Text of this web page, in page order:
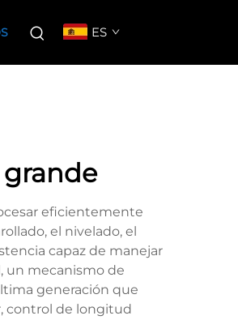
ES
eficientemente
el nivelado, el
capaz de manejar
un mecanismo de
generación que
control de longitud